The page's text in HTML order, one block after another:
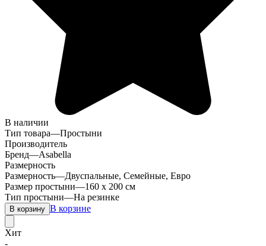
В наличии
Тип товара—Простыни
Производитель
Бренд—Asabella
Размерность
Размерность—Двуспальные, Семейные, Евро
Размер простыни—160 х 200 см
Тип простыни—На резинке
В корзину В корзине
Хит
-